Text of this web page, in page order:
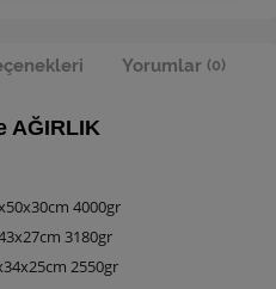
Yorumlar (0)
AĞIRLIK
4000gr
3180gr
2550gr